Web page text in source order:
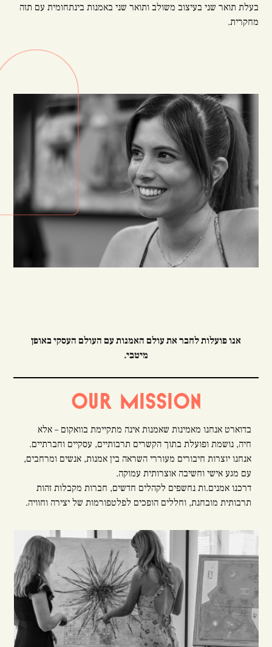
בעלת תואר שני בעיצוב משולב ותואר שני באמנות בינתחומית עם תזה
מחקרית.
אנו פועלות לחבר את עולם האמנות עם העולם העסקי באופן
מיטבי.
בדוארט אנחנו מאמינות שאמנות אינה מתקיימת בוואקום – אלא
חיה, נושמת ופועלת בתוך הקשרים תרבותיים, עסקיים וחברתיים.
אנחנו יוצרות חיבורים מעוררי השראה בין אמנות, אנשים ומרחבים,
עם מגע אישי וחשיבה אוצרותית עמוקה.
דרכנו אמנים.ות נחשפים לקהלים חדשים, חברות מקבלות זהות
תרבותית מובחנת, וחללים הופכים לפלטפורמות של יצירה וחוויה.
OUR MISSION